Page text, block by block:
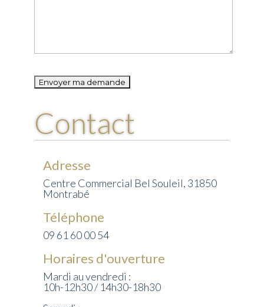
leave
field
empty.
Contact
Adresse
Centre Commercial Bel Souleil, 31850
Montrabé
Téléphone
09 61 60 00 54
Horaires d'ouverture
Mardi au vendredi :
10h-12h30 / 14h30-18h30